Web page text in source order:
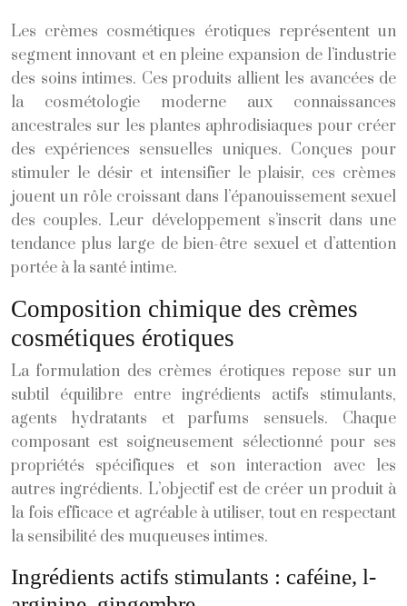
Les crèmes cosmétiques érotiques représentent un
segment innovant et en pleine expansion de l’industrie
des soins intimes. Ces produits allient les avancées de
la cosmétologie moderne aux connaissances
ancestrales sur les plantes aphrodisiaques pour créer
des expériences sensuelles uniques. Conçues pour
stimuler le désir et intensifier le plaisir, ces crèmes
jouent un rôle croissant dans l’épanouissement sexuel
des couples. Leur développement s’inscrit dans une
tendance plus large de bien-être sexuel et d’attention
portée à la santé intime.
Composition chimique des crèmes
cosmétiques érotiques
La formulation des crèmes érotiques repose sur un
subtil équilibre entre ingrédients actifs stimulants,
agents hydratants et parfums sensuels. Chaque
composant est soigneusement sélectionné pour ses
propriétés spécifiques et son interaction avec les
autres ingrédients. L’objectif est de créer un produit à
la fois efficace et agréable à utiliser, tout en respectant
la sensibilité des muqueuses intimes.
Ingrédients actifs stimulants : caféine, l-